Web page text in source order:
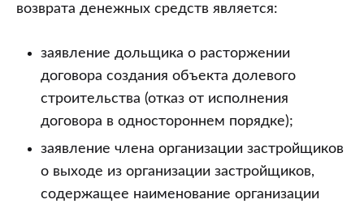
возврата денежных средств является:
заявление дольщика о расторжении
договора создания объекта долевого
строительства (отказ от исполнения
договора в одностороннем порядке);
заявление члена организации застройщиков
о выходе из организации застройщиков,
содержащее наименование организации